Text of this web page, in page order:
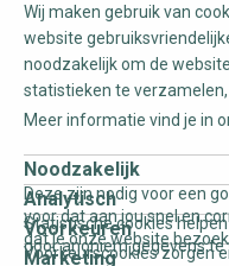
Wij maken gebruik van
website
noodzakelijk om de
statistieken te
Meer informatie vind je in
Noodzakelijk
Deze zijn nodig voor een
voor dat aan jou snel en
dat je onze website
Analytisch
Statistische cookies
door anoniem gegevens
Voorkeuren
Voorkeurscookies zorgen
Marketing